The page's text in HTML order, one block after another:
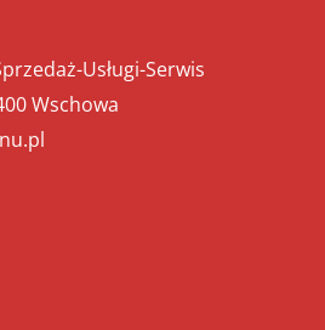
Usługi-Serwis
Wschowa